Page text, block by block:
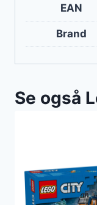
EAN
Brand
Se også